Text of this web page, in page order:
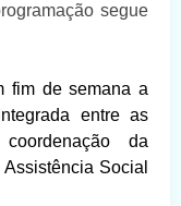
segue
fim de semana a
entre as
da
Social